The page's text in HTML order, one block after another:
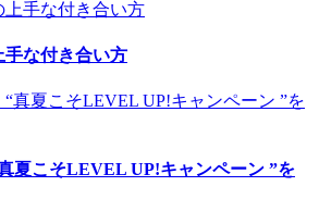
手な付き合い方
夏こそLEVEL UP!キャンペーン ”を